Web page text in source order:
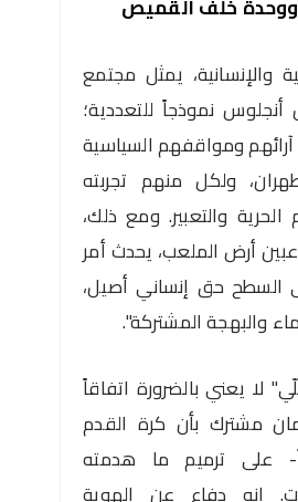
خلف القميص
والإنسانية، يمثل مجتمع
نموذجاً للتعددية؛
ومواقفهم السياسية
ولكل منهم تجربته
والتعبير. ومع ذلك،
أرض الملعب، يحدث أمر
السطح حق إنساني أصيل،
والبهجة المشتركة".
لا يعني بالضرورة اتفاقاً
مشترك بأن كرة القدم
على ترميم ما هدمته
إنه دفاع عن الهوية